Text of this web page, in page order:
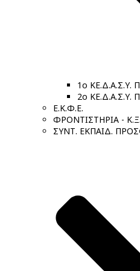
1ο ΚΕ.Δ.Α.Σ.Υ.
2ο ΚΕ.Δ.Α.Σ.Υ.
Ε.Κ.Φ.Ε.
ΦΡΟΝΤΙΣΤΗΡΙΑ -
ΣΥΝΤ. ΕΚΠΑΙΔ.